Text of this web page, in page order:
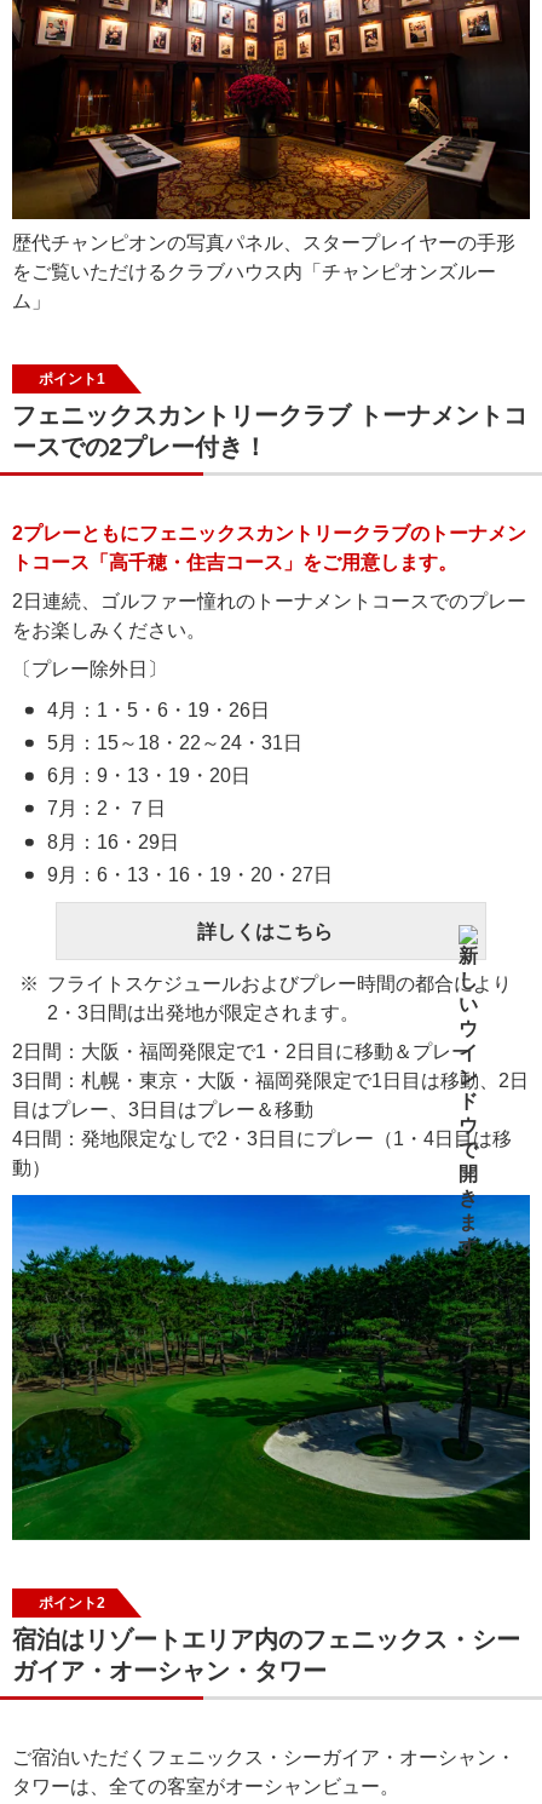
歴代チャンピオンの写真パネル、スタープレイヤーの手形
をご覧いただけるクラブハウス内「チャンピオンズルー
ム」
ポイント1
フェニックスカントリークラブ トーナメントコ
ースでの2プレー付き！
2プレーともにフェニックスカントリークラブのトーナメン
トコース「高千穂・住吉コース」をご用意します。
2日連続、ゴルファー憧れのトーナメントコースでのプレー
をお楽しみください。
〔プレー除外日〕
4月：1・5・6・19・26日
5月：15～18・22～24・31日
6月：9・13・19・20日
7月：2・７日
8月：16・29日
9月：6・13・16・19・20・27日
詳しくはこちら
フライトスケジュールおよびプレー時間の都合により
2・3日間は出発地が限定されます。
2日間：大阪・福岡発限定で1・2日目に移動＆プレー
3日間：札幌・東京・大阪・福岡発限定で1日目は移動、2日
目はプレー、3日目はプレー＆移動
4日間：発地限定なしで2・3日目にプレー（1・4日目は移
動）
ポイント2
宿泊はリゾートエリア内のフェニックス・シー
ガイア・オーシャン・タワー
ご宿泊いただくフェニックス・シーガイア・オーシャン・
タワーは、全ての客室がオーシャンビュー。